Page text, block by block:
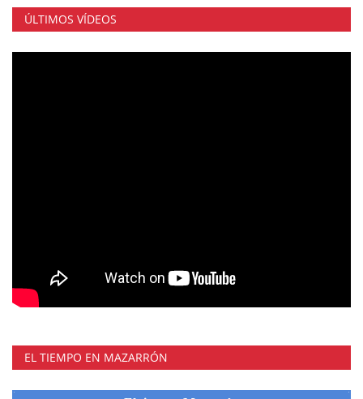
ÚLTIMOS VÍDEOS
EL TIEMPO EN MAZARRÓN